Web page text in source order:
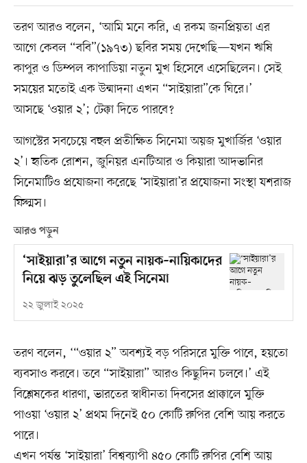
তরণ আরও বলেন, ‘আমি মনে করি, এ রকম জনপ্রিয়তা এর
আগে কেবল “ববি”(১৯৭৩) ছবির সময় দেখেছি—যখন ঋষি
কাপুর ও ডিম্পল কাপাডিয়া নতুন মুখ হিসেবে এসেছিলেন। সেই
সময়ের মতোই এক উন্মাদনা এখন “সাইয়ারা”কে ঘিরে।’
আসছে ‘ওয়ার ২’; টেক্কা দিতে পারবে?
আগস্টের সবচেয়ে বহুল প্রতীক্ষিত সিনেমা অয়জ মুখার্জির ‘ওয়ার
২’। হৃতিক রোশন, জুনিয়র এনটিআর ও কিয়ারা আদভানির
সিনেমাটিও প্রযোজনা করেছে ‘সাইয়ারা’র প্রযোজনা সংস্থা যশরাজ
ফিল্মস।
আরও পড়ুন
‘সাইয়ারা’র আগে নতুন নায়ক–নায়িকাদের
নিয়ে ঝড় তুলেছিল এই সিনেমা
২২ জুলাই ২০২৫
তরণ বলেন, ‘“ওয়ার ২” অবশ্যই বড় পরিসরে মুক্তি পাবে, হয়তো
ব্যবসাও করবে। তবে “সাইয়ারা” আরও কিছুদিন চলবে।’ এই
বিশ্লেষকের ধারণা, ভারতের স্বাধীনতা দিবসের প্রাক্কালে মুক্তি
পাওয়া ‘ওয়ার ২’ প্রথম দিনেই ৫০ কোটি রুপির বেশি আয় করতে
পারে।
এখন পর্যন্ত ‘সাইয়ারা’ বিশ্বব্যাপী ৪৫০ কোটি রুপির বেশি আয়